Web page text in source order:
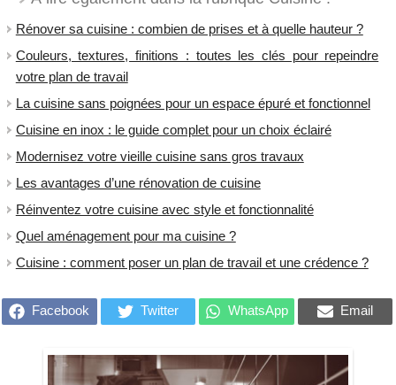
Rénover sa cuisine : combien de prises et à quelle hauteur ?
Couleurs, textures, finitions : toutes les clés pour repeindre
votre plan de travail
La cuisine sans poignées pour un espace épuré et fonctionnel
Cuisine en inox : le guide complet pour un choix éclairé
​Modernisez votre vieille cuisine sans gros travaux
Les avantages d’une rénovation de cuisine
Réinventez votre cuisine avec style et fonctionnalité
Quel aménagement pour ma cuisine ?
Cuisine : comment poser un plan de travail et une crédence ?
Facebook Twitter WhatsApp Email